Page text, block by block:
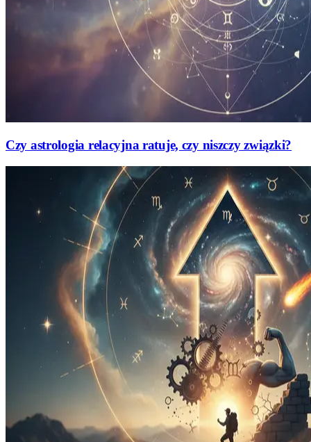
Czy astrologia relacyjna ratuje, czy niszczy związki?